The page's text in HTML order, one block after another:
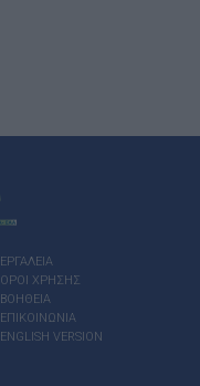
ΕΡΓΑΛΕΙΑ
ΟΡΟΙ ΧΡΗΣΗΣ
ΒΟΗΘΕΙΑ
ΕΠΙΚΟΙΝΩΝΙΑ
ENGLISH VERSION